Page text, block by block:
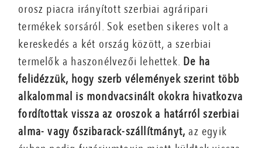
orosz piacra irányított szerbiai agráripari
termékek sorsáról. Sok esetben sikeres volt a
kereskedés a két ország között, a szerbiai
termelők a haszonélvezői lehettek. De ha
felidézzük, hogy szerb vélemények szerint több
alkalommal is mondvacsinált okokra hivatkozva
fordítottak vissza az oroszok a határról szerbiai
alma- vagy őszibarack-szállítmányt, az egyik